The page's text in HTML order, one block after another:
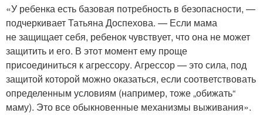
«У ребенка есть базовая потребность в безопасности, —
подчеркивает Татьяна Доспехова. — Если мама
не защищает себя, ребенок чувствует, что она не может
защитить и его. В этот момент ему проще
присоединиться к агрессору. Агрессор — это сила, под
защитой которой можно оказаться, если соответствовать
определенным условиям (например, тоже „обижать“
маму). Это все обыкновенные механизмы выживания».